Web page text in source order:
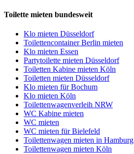
Toilette mieten bundesweit
Klo mieten Düsseldorf
Toilettencontainer Berlin mieten
Klo mieten Essen
Partytoilette mieten Düsseldorf
Toiletten Kabine mieten Köln
Toiletten mieten Düsseldorf
Klo mieten für Bochum
Klo mieten Köln
Toilettenwagenverleih NRW
WC Kabine mieten
WC mieten
WC mieten für Bielefeld
Toilettenwagen mieten in Hamburg
Toilettenwagen mieten Köln